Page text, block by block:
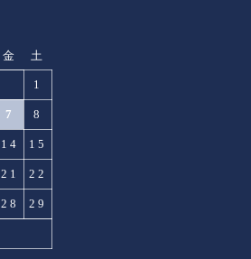
金 土
1
7 8
14 15
21 22
28 29